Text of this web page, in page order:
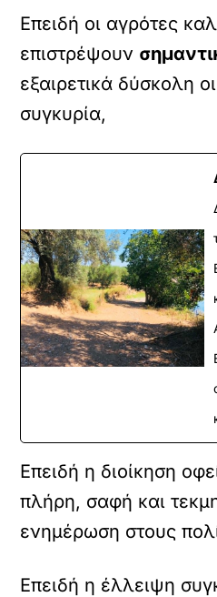
Επειδή οι αγρότες
επιστρέψουν
εξαιρετικά δύσκολη
συγκυρία,
Επειδή η διοίκηση
πλήρη, σαφή και
ενημέρωση στους
Επειδή η έλλειψη